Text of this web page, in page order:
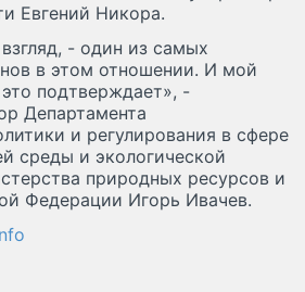
Евгений Никора.
- один из самых
в этом отношении. И мой
подтверждает», -
Департамента
и регулирования в сфере
среды и экологической
природных ресурсов и
Федерации Игорь Ивачев.